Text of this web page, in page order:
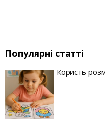
Популярні статті
Користь